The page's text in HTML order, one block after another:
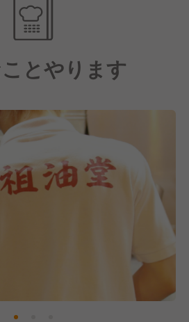
現場です】
功序列ではなく、"実力とやる
付くタイミングのほか、店舗立
給。
り次第でどんどん昇給・出世し
とやります